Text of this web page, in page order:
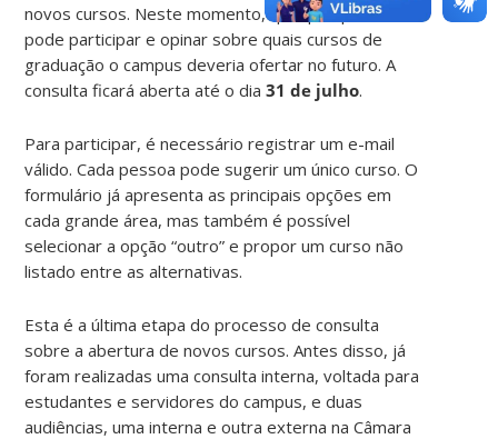
novos cursos. Neste momento, qualquer pessoa
pode participar e opinar sobre quais cursos de
graduação o campus deveria ofertar no futuro. A
consulta ficará aberta até o dia 31 de julho.
Para participar, é necessário registrar um e-mail
válido. Cada pessoa pode sugerir um único curso. O
formulário já apresenta as principais opções em
cada grande área, mas também é possível
selecionar a opção “outro” e propor um curso não
listado entre as alternativas.
Esta é a última etapa do processo de consulta
sobre a abertura de novos cursos. Antes disso, já
foram realizadas uma consulta interna, voltada para
estudantes e servidores do campus, e duas
audiências, uma interna e outra externa na Câmara